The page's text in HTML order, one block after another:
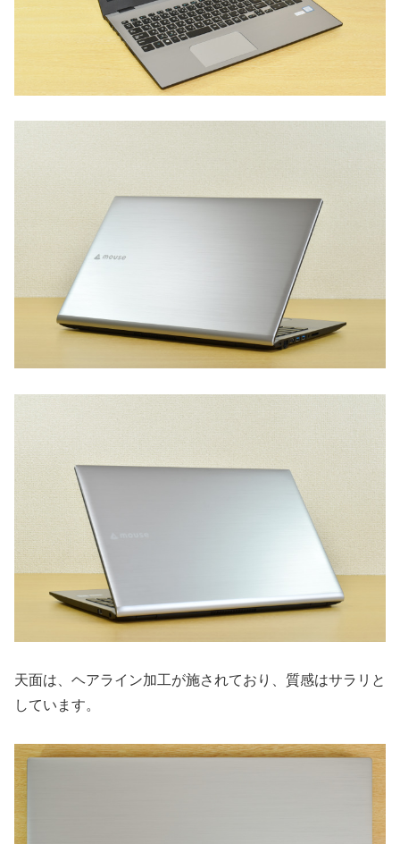
天面は、ヘアライン加工が施されており、質感はサラリと
しています。